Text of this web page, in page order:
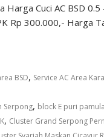
Harga Cuci AC BSD
Rp 300.000,- Harga
BSD, Service AC Area
Serpong, block E puri
, Cluster Grand Serpong